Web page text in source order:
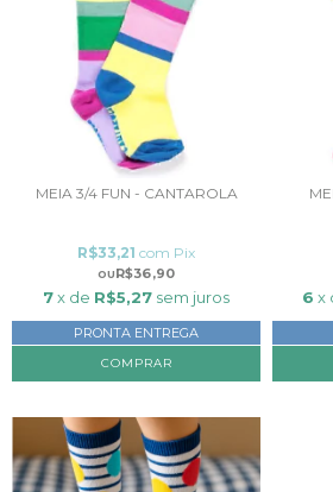
MEIA 3/4 FUN - CANTAROLA
R$36,90
R$33,21 com Pix
7x de R$5,27 sem juros
PRONTA ENTREGA
COMPRAR
6 x